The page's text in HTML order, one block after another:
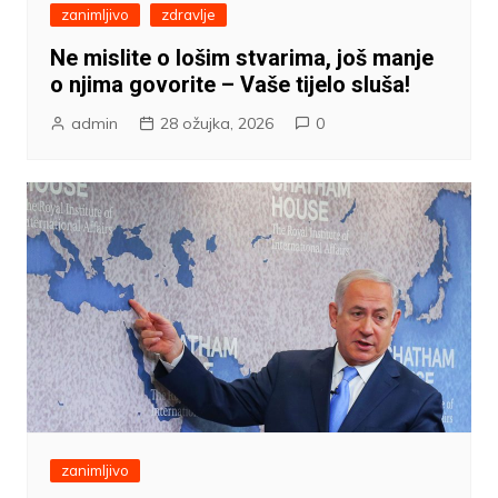
zanimljivo zdravlje
Ne mislite o lošim stvarima, još manje
o njima govorite – Vaše tijelo sluša!
admin 28 ožujka, 2026 0
zanimljivo